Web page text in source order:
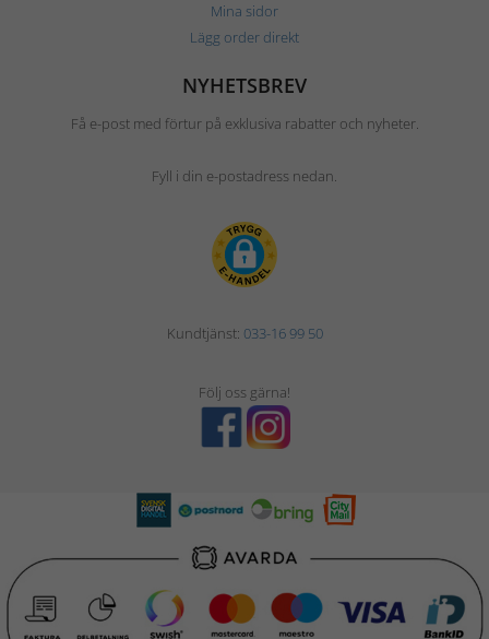
Mina sidor
Lägg order direkt
NYHETSBREV
Få e-post med förtur på exklusiva rabatter och nyheter.
Fyll i din e-postadress nedan.
Kundtjänst: 033-16 99 50
Följ oss gärna!